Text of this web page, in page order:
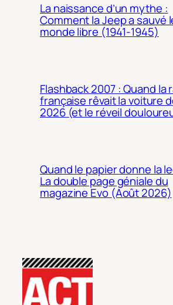
La naissance d’un mythe :
Comment la Jeep a sauvé
monde libre (1941-1945)
Flashback 2007 : Quand la
française rêvait la voiture
2026 (et le réveil
Quand le papier donne la
La double page géniale du
magazine Evo (Août 2026)